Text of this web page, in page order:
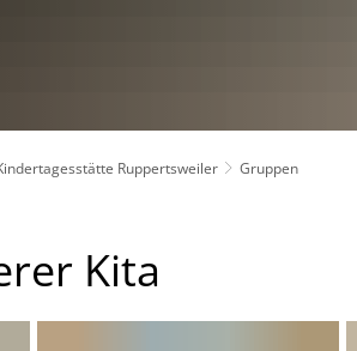
Ruppertsweiler Gruppen
Kita